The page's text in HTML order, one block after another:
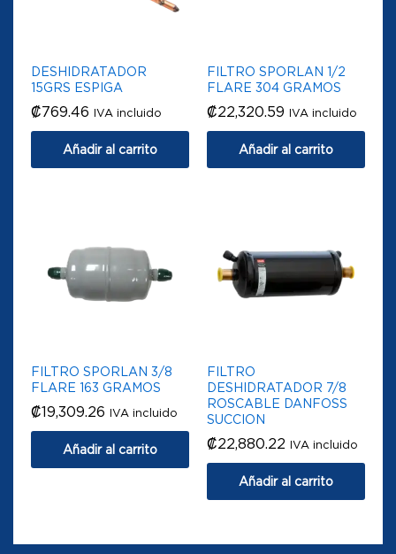
DESHIDRATADOR
15GRS ESPIGA
₡769.46 IVA incluido
Añadir al carrito
FILTRO SPORLAN 1/2
FLARE 304 GRAMOS
₡22,320.59 IVA incluido
Añadir al carrito
FILTRO SPORLAN 3/8
FLARE 163 GRAMOS
₡19,309.26 IVA incluido
Añadir al carrito
FILTRO
DESHIDRATADOR 7/8
ROSCABLE DANFOSS
SUCCION
₡22,880.22 IVA incluido
Añadir al carrito